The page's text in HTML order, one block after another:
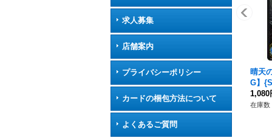
求人募集
店舗案内
プライバシーポリシー
カードの梱包方法について
よくあるご質問
晴天
G】
1,080
在庫数